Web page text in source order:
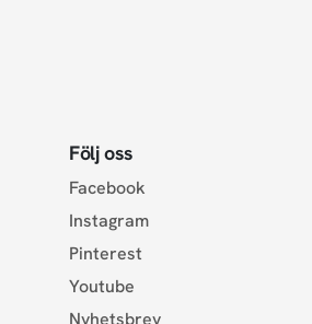
Följ oss
Facebook
Instagram
Pinterest
Youtube
Nyhetsbrev